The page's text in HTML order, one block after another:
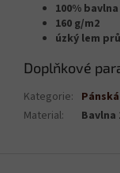
100% bavlna
160 g/m2
úzký lem
Doplňkové
Kategorie:
Material: Bavlna